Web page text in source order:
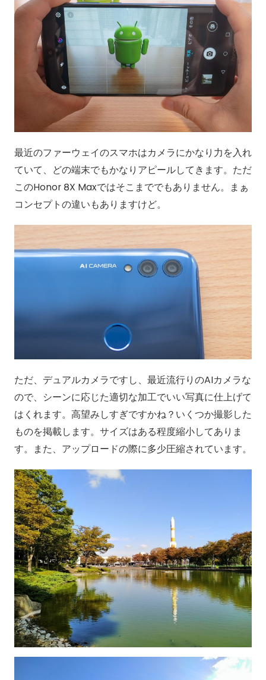
最近のファーウェイのスマホはカメラにかなり力を入れ
ていて、どの端末でもかなりアピールしてきます。ただ
このHonor 8X Maxではそこまででもありません。まぁ
コンセプトの違いもありますけど。
ただ、デュアルカメラですし、最近流行りのAIカメラな
ので、シーンに応じた適切な加工でいい写真に仕上げて
はくれます。高望みしすぎですかね？いくつか撮影した
ものを掲載します。サイズはある程度縮小してありま
す。また、アップロードの際に多少圧縮されています。